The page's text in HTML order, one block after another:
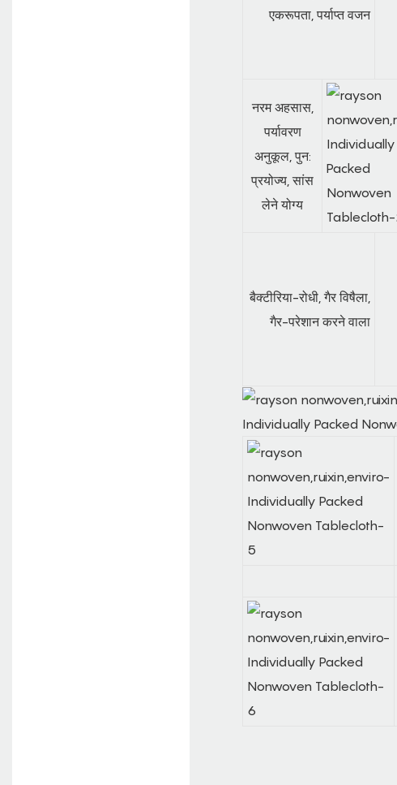
एकरूपता, पर्याप्त वजन
नरम अहसास,
पर्यावरण
अनुकूल, पुन:
प्रयोज्य, सांस
लेने योग्य
बैक्टीरिया-रोधी, गैर विषैला,
गैर-परेशान करने वाला